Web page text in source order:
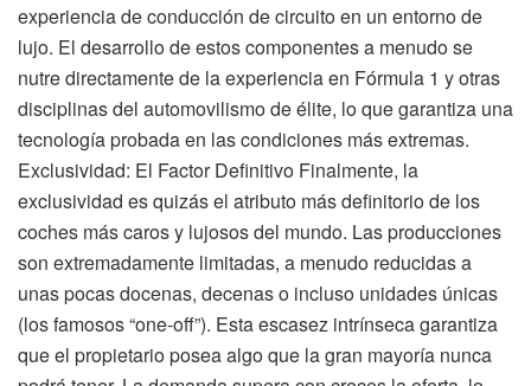
experiencia de conducción de circuito en un entorno de
lujo. El desarrollo de estos componentes a menudo se
nutre directamente de la experiencia en Fórmula 1 y otras
disciplinas del automovilismo de élite, lo que garantiza una
tecnología probada en las condiciones más extremas.
Exclusividad: El Factor Definitivo Finalmente, la
exclusividad es quizás el atributo más definitorio de los
coches más caros y lujosos del mundo. Las producciones
son extremadamente limitadas, a menudo reducidas a
unas pocas docenas, decenas o incluso unidades únicas
(los famosos “one-off”). Esta escasez intrínseca garantiza
que el propietario posea algo que la gran mayoría nunca